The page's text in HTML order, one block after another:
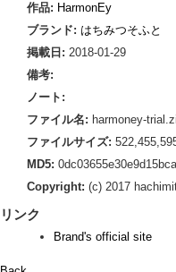
作品: HarmonEy
ブランド: はちみつそふと
掲載日: 2018-01-29
備考:
ノート:
ファイル名: harmoney-
ファイルサイズ:
MD5:
Copyright: (c) 2017
リンク
Brand's official site